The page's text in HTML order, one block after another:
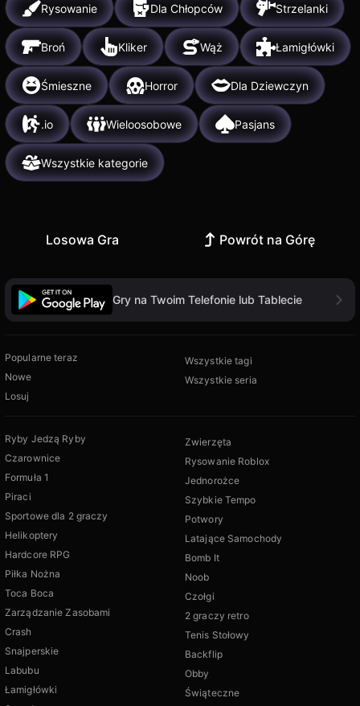
Rysowanie Dla Chłopców Strzelanki
Broń Kliker Wąż Łamigłówki
Śmieszne Horror Dla Dziewczyn
.io Wieloosobowe Pasjans
Wszystkie kategorie
Losowa Gra Powrót na Górę
Gry na Twoim Telefonie lub Tablecie
Popularne teraz
Nowe
Losuj
Wszystkie tagi
Wszystkie seria
Ryby Jedzą Ryby
Czarownice
Formuła 1
Piraci
Sportowe dla 2 graczy
Helikoptery
Hardcore RPG
Piłka Nożna
Toca Boca
Zarządzanie Zasobami
Crash
Snajperskie
Labubu
Łamigłówki
Zwierzęta
Rysowanie Roblox
Jednorożce
Szybkie Tempo
Potwory
Latające Samochody
Bomb It
Noob
Czołgi
2 graczy retro
Tenis Stołowy
Backflip
Obby
Świąteczne